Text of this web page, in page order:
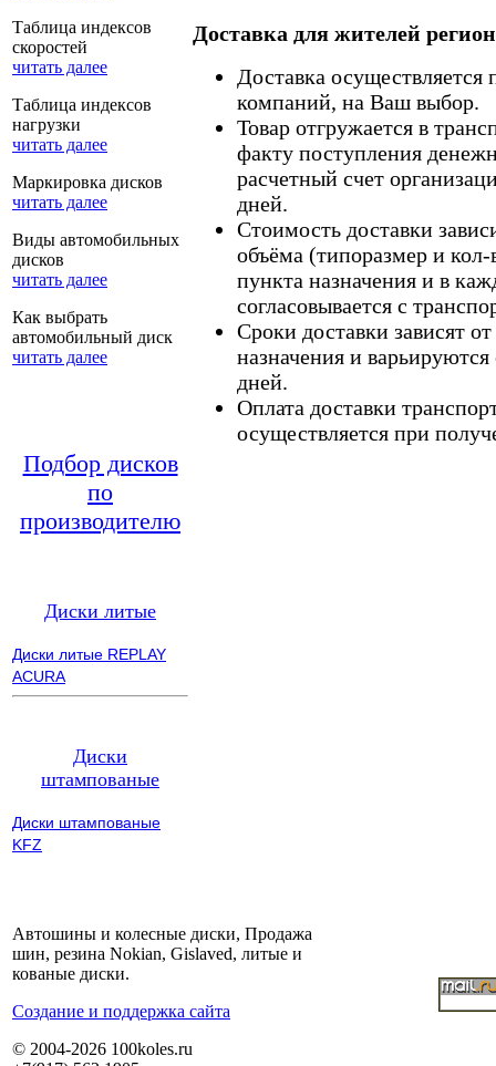
Таблица индексов
скоростей
читать далее
Таблица индексов
нагрузки
читать далее
Маркировка дисков
читать далее
Виды автомобильных
дисков
читать далее
Как выбрать
автомобильный диск
читать далее
Подбор дисков
по
производителю
Диски литые
Диски литые REPLAY
ACURA
Диски
штампованые
Диски штампованые
KFZ
Доставка для жителей
Доставка
компаний, на Ваш выбор.
Товар отгружается в
факту поступления
расчетный счет
дней.
Стоимость доставки
объёма (типоразмер и кол-
пункта назначения и в
согласовывается с
Сроки доставки зависят
назначения и
дней.
Оплата доставки
осуществляется при
Автошины и колесные диски, Продажа
шин, резина Nokian, Gislaved, литые и
кованые диски.
Cоздание и поддержка сайта
© 2004-2026 100koles.ru